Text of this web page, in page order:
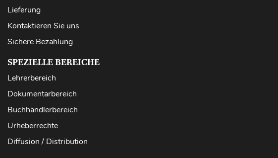
Lieferung
Kontaktieren Sie uns
Sichere Bezahlung
SPEZIELLE BEREICHE
Lehrerbereich
Dokumentarbereich
Buchhändlerbereich
Urheberrechte
Diffusion / Distribution